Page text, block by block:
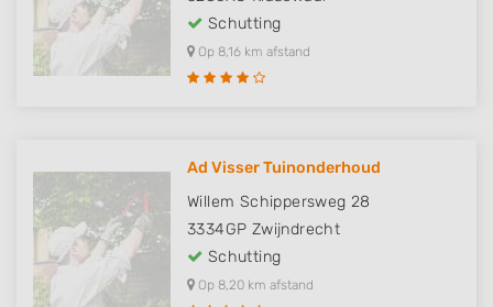
Schutting
Op 8,16 km afstand
Ad Visser Tuinonderhoud
Willem Schippersweg 28
3334GP Zwijndrecht
Schutting
Op 8,20 km afstand